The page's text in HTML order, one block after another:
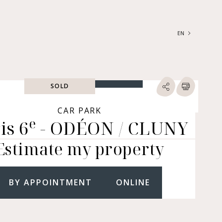
EN
of property
| LOFTS |
| MANSIONS |
ANNUITY, BUILDINGS,
SEARCH
SOLD
CAR PARK
6e - ODÉON / CLUNY
my property
BY APPOINTMENT ONLINE